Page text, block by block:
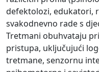
defektolozi, edukatori,
svakodnevno rade s
Tretmani obuhvataju
pristupa, uključujući
tretmane, senzornu